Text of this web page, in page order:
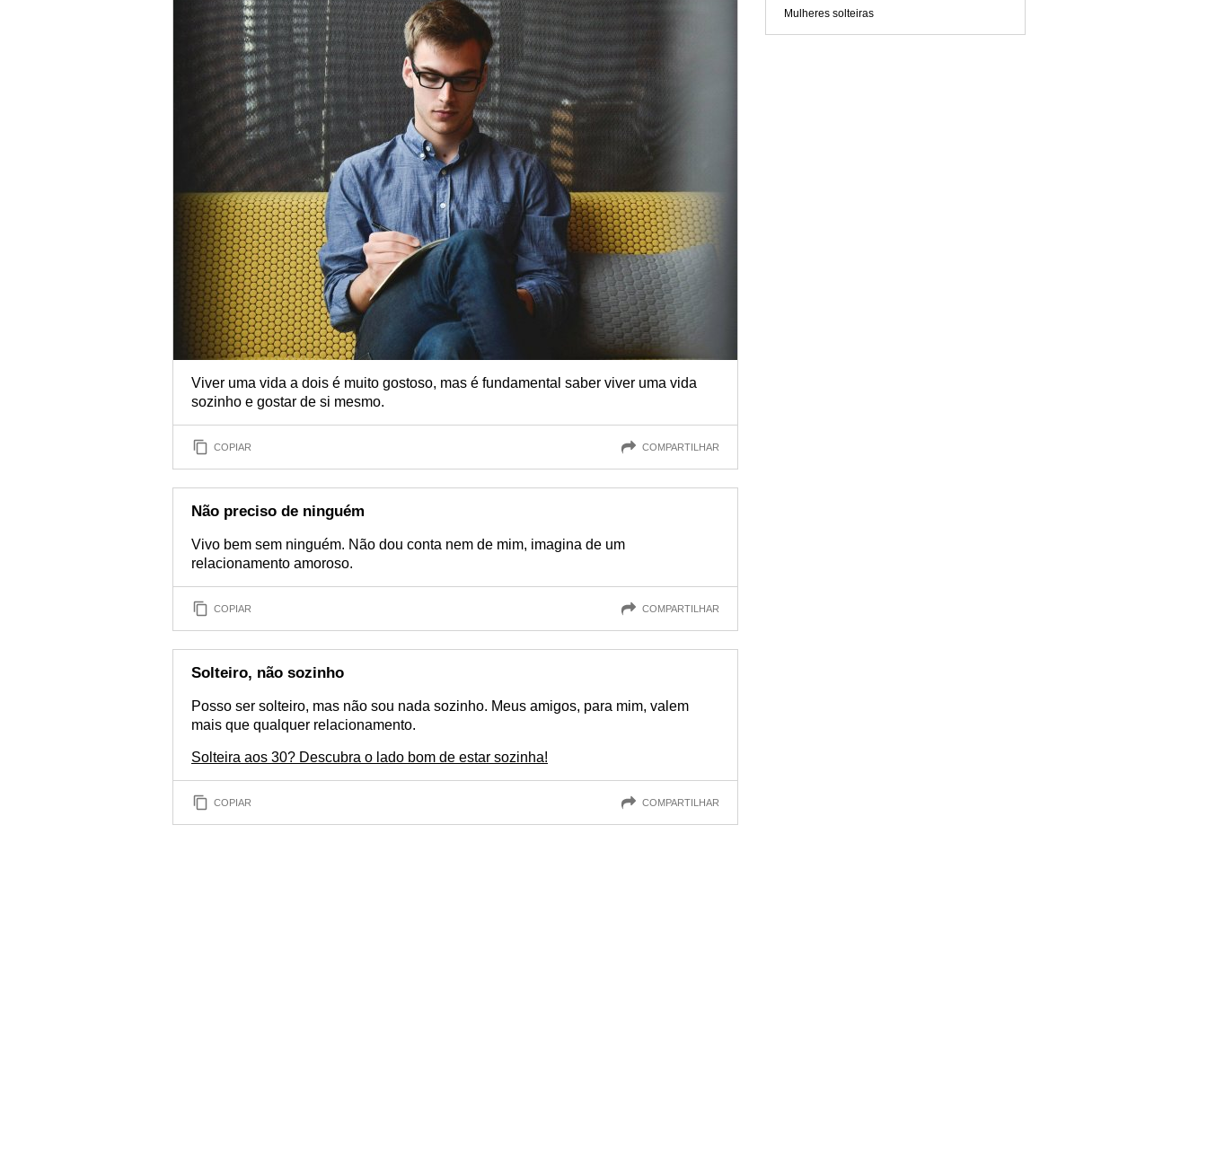
Viver uma vida a dois é muito gostoso, mas é fundamental saber viver uma vida
sozinho e gostar de si mesmo.
COPIAR COMPARTILHAR
Não preciso de ninguém
Vivo bem sem ninguém. Não dou conta nem de mim, imagina de um
relacionamento amoroso.
COPIAR COMPARTILHAR
Solteiro, não sozinho
Posso ser solteiro, mas não sou nada sozinho. Meus amigos, para mim, valem
mais que qualquer relacionamento.
Solteira aos 30? Descubra o lado bom de estar sozinha!
COPIAR COMPARTILHAR
Mulheres solteiras